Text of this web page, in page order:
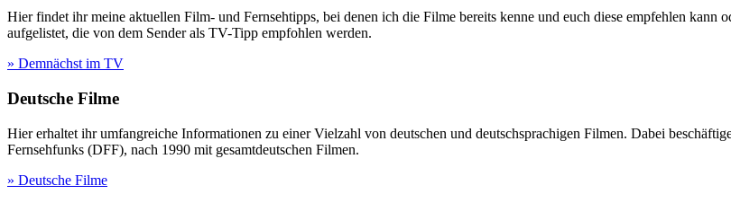
Hier findet ihr meine aktuellen Film- und Fernsehtipps, bei denen ich die Filme bereits kenne und euch diese empfehlen kann
aufgelistet, die von dem Sender als TV-Tipp empfohlen werden.
» Demnächst im TV
Deutsche Filme
Hier erhaltet ihr umfangreiche Informationen zu einer Vielzahl von deutschen und deutschsprachigen Filmen. Dabei
Fernsehfunks (DFF), nach 1990 mit gesamtdeutschen Filmen.
» Deutsche Filme